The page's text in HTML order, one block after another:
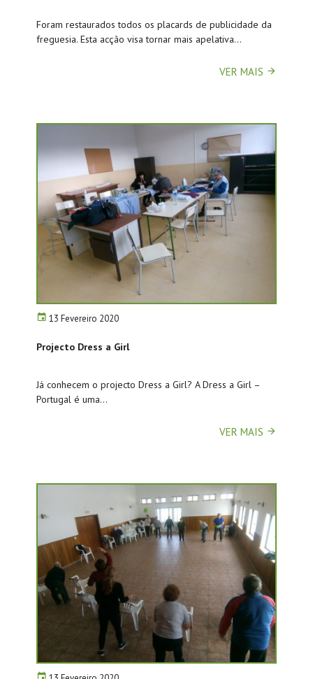
Foram restaurados todos os placards de publicidade da
freguesia. Esta acção visa tornar mais apelativa...
VER MAIS
13 Fevereiro 2020
Projecto Dress a Girl
Já conhecem o projecto Dress a Girl? A Dress a Girl –
Portugal é uma...
VER MAIS